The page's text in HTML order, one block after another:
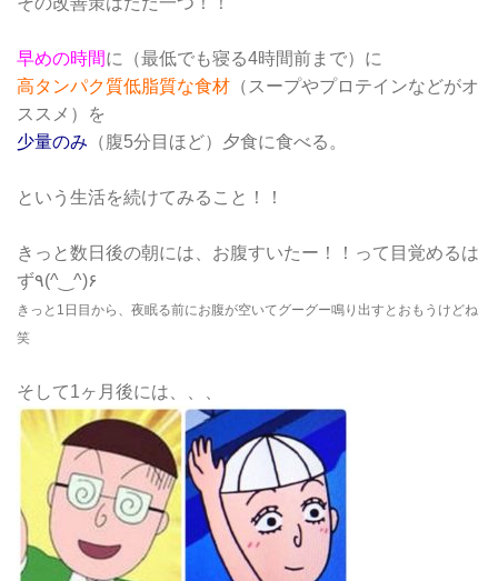
早めの時間に（最低でも寝る4時間前まで）に
高タンパク質低脂質な食材 （スープやプロテインなどがオ
ススメ）を
少量のみ （腹5分目ほど）夕食に食べる。
という生活を続けてみること！！
きっと数日後の朝には、お腹すいたー！！って目覚めるは
ず٩(^‿^)۶
きっと1日目から、夜眠る前にお腹が空いてグーグー鳴り出すとおもうけどね
笑
そして1ヶ月後には、、、